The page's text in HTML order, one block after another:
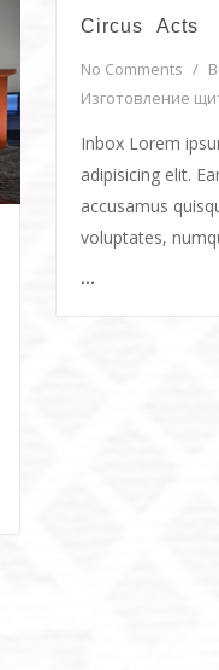
Сircus Acts
No Comments /
Изготовление
Inbox Lorem
adipisicing elit.
accusamus
voluptates,
...